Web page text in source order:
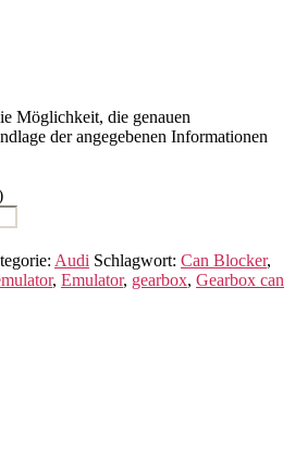
Möglichkeit, die genauen
der angegebenen Informationen
Audi Schlagwort: Can Blocker,
, Emulator, gearbox, Gearbox can